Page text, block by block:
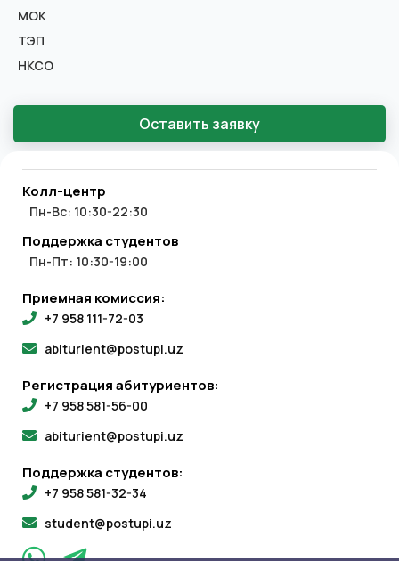
МОК
ТЭП
НКСО
Оставить заявку
Колл-центр
Пн-Вс: 10:30-22:30
Поддержка студентов
Пн-Пт: 10:30-19:00
Приемная комиссия:
+7 958 111-72-03
abiturient@postupi.uz
Регистрация абитуриентов:
+7 958 581-56-00
abiturient@postupi.uz
Поддержка студентов:
+7 958 581-32-34
student@postupi.uz